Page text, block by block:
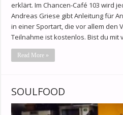
erklärt. Im Chancen-Café 103 wird
Andreas Griese gibt Anleitung für
in einer Sportart, die vor allem den
Teilnahme ist kostenlos. Bist du mit
Read More »
SOULFOOD